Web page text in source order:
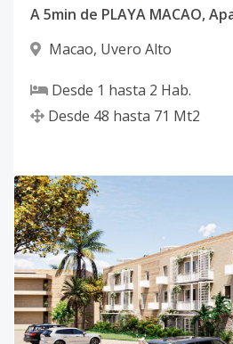
Macao, Uvero Alto
Desde 1 hasta 2 Hab.
Desde 48 hasta 71 Mt2